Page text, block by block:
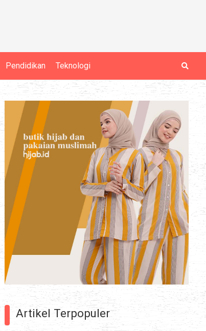
Pendidikan Teknologi
Artikel Terpopuler